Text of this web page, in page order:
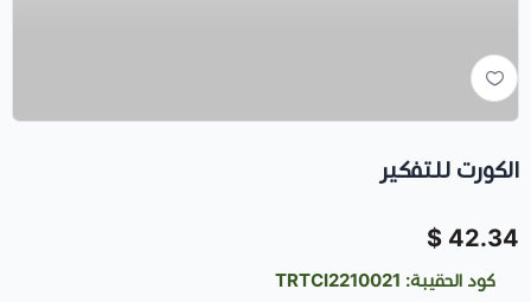
الكورت للتفكير
42.34 $
كود الحقيبة: TRTCI2210021